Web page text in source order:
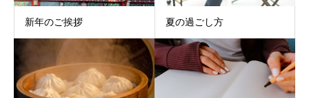
新年のご挨拶 夏の過ごし方